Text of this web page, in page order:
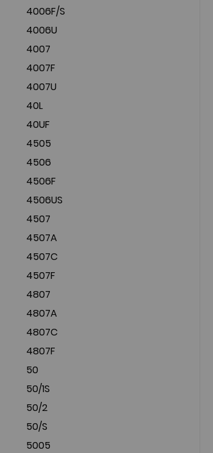
4006F/S
4006U
4007
4007F
4007U
40L
40UF
4505
4506
4506F
4506US
4507
4507A
4507C
4507F
4807
4807A
4807C
4807F
50
50/1S
50/2
50/S
5005